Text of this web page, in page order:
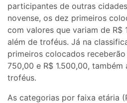
participantes de outras
novense, os dez primeiros
com valores que variam de R$
além de troféus. Já na
primeiros colocados
750,00 e R$ 1.500,00, também
troféus.
As categorias por faixa etária